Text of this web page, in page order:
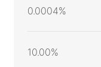
0.0004%
10.00%